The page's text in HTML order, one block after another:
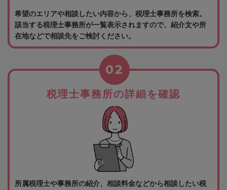
希望のエリアや相談したい内容から、税理士事務所を検索。
該当する税理士事務所が一覧表示されますので、紹介文や所
在地などで相談先をご検討ください。
税理士事務所の詳細を確認
02
所属税理士や事務所の紹介、相談料金などから相談したい税